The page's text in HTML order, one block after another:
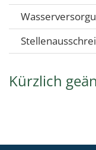
Kürzlich